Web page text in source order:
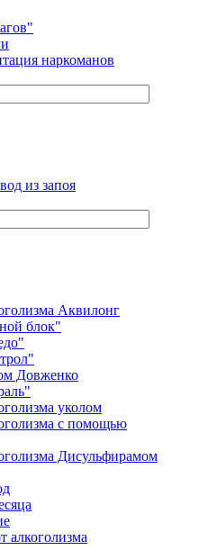
наркоманов
из запоя
Аквилонг
блок"
Довженко
уколом
с помощью
Дисульфирамом
алкоголизма